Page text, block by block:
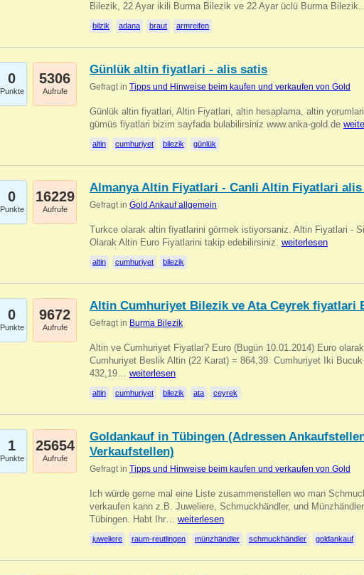
Bilezik, 22 Ayar ikili Burma Bilezik ve 22 Ayar üclü Burma
bilzik adana braut armreifen
0
Punkte
5306
Aufrufe
Günlük altin fiyatlari - alis satis
Gefragt in Tipps und Hinweise beim kaufen und verkaufen von Gold
Günlük altin fiyatlari, Altin Fiyatlari, altin hesaplama, altin
gümüs fiyatlari bizim sayfada bulabilirsiniz www.anka-gold.de
altin cumhuriyet bilezik günlük
0
Punkte
16229
Aufrufe
Almanya Altin Fiyatlari - Canli Altin Fiyatlari
Gefragt in Gold Ankauf allgemein
Turkce olarak altin fiyatlarini görmek istiyorsaniz. Altin Fiyatlari -
Olarak Altin Euro Fiyatlarini takip edebilirsiniz. weiterlesen
altin cumhuriyet bilezik
0
Punkte
9672
Aufrufe
Altin Cumhuriyet Bilezik ve Ata Ceyrek fiyatlari
Gefragt in Burma Bilezik
Altin ve Cumhuriyet Fiyatlar? Euro (Bugün 10.01.2014) Euro
Cumhuriyet Beslik Altin (22 Karat) = 864,39  Cumhuriyet Iki
432,19… weiterlesen
altin cumhuriyet bilezik ata ceyrek
1
Punkte
25654
Aufrufe
Goldankauf in Tübingen (Adressen
Verkaufstellen)
Gefragt in Tipps und Hinweise beim kaufen und verkaufen von Gold
Ich würde gerne mal eine Liste zusammenstellen wo man
verkaufen kann z.B. Juweliere, Schmuckhändler, und
Tübingen. Habt Ihr… weiterlesen
juweliere raum-reutlingen münzhändler schmuckhändler goldankauf